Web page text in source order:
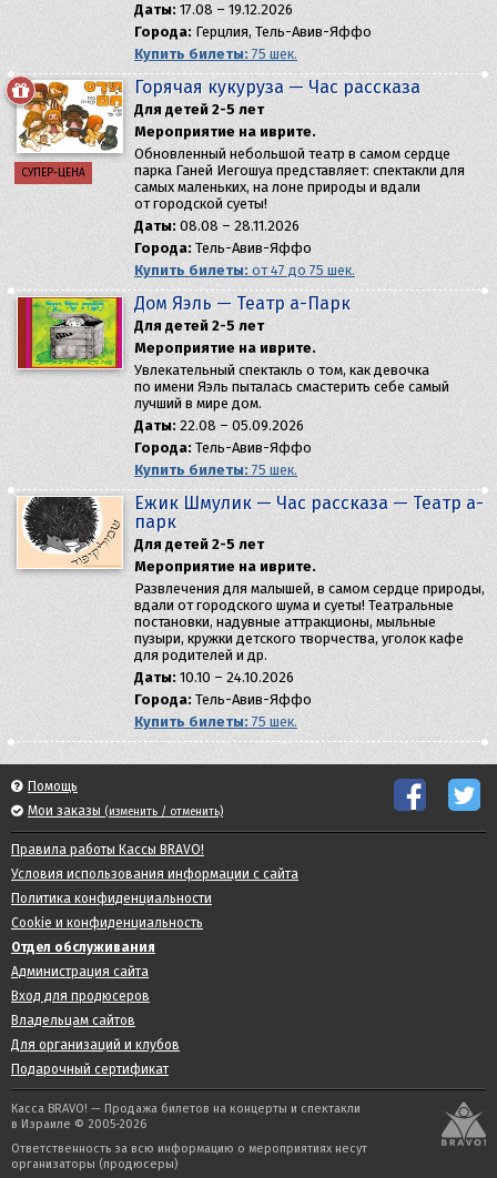
Даты: 17.08 – 19.12.2026
Города: Герцлия, Тель-Авив-Яффо
Купить билеты: 75 шек.
СУПЕР-ЦЕНА
Горячая кукуруза — Час рассказа
Для детей 2-5 лет
Мероприятие на иврите.
Обновленный небольшой театр в самом сердце
парка Ганей Иегошуа представляет: спектакли для
самых маленьких, на лоне природы и вдали
от городской суеты!
Даты: 08.08 – 28.11.2026
Города: Тель-Авив-Яффо
Купить билеты: от 47 до 75 шек.
Дом Яэль — Театр а-Парк
Для детей 2-5 лет
Мероприятие на иврите.
Увлекательный спектакль о том, как девочка
по имени Яэль пыталась смастерить себе самый
лучший в мире дом.
Даты: 22.08 – 05.09.2026
Города: Тель-Авив-Яффо
Купить билеты: 75 шек.
Ёжик Шмулик — Час рассказа — Театр а-
парк
Для детей 2-5 лет
Мероприятие на иврите.
Развлечения для малышей, в самом сердце природы,
вдали от городского шума и суеты! Театральные
постановки, надувные аттракционы, мыльные
пузыри, кружки детского творчества, уголок кафе
для родителей и др.
Даты: 10.10 – 24.10.2026
Города: Тель-Авив-Яффо
Купить билеты: 75 шек.
Помощь
Мои заказы (изменить / отменить)
Правила работы Кассы BRAVO!
Условия использования информации с сайта
Политика конфиденциальности
Cookie и конфиденциальность
Отдел обслуживания
Администрация сайта
Вход для продюсеров
Владельцам сайтов
Для организаций и клубов
Подарочный сертификат
Касса BRAVO! — Продажа билетов на концерты и спектакли
в Израиле © 2005-2026
Ответственность за всю информацию о мероприятиях несут
организаторы (продюсеры)